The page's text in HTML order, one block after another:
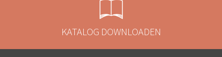
KATALOG DOWNLOADEN